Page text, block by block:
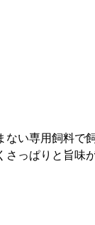
い専用飼料で
っぱりと旨味